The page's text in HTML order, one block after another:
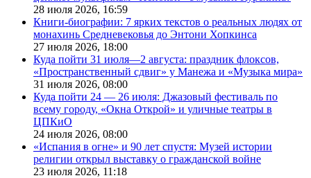
28 июля 2026, 16:59
Книги-биографии: 7 ярких текстов о реальных людях от
монахинь Средневековья до Энтони Хопкинса
27 июля 2026, 18:00
Куда пойти 31 июля—2 августа: праздник флоксов,
«Пространственный сдвиг» у Манежа и «Музыка мира»
31 июля 2026, 08:00
Куда пойти 24 — 26 июля: Джазовый фестиваль по
всему городу, «Окна Открой» и уличные театры в
ЦПКиО
24 июля 2026, 08:00
«Испания в огне» и 90 лет спустя: Музей истории
религии открыл выставку о гражданской войне
23 июля 2026, 11:18